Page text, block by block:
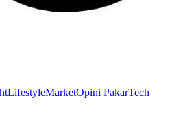
LifestyleMarketOpini PakarTech